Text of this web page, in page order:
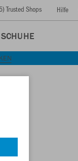
Trusted Shops Hilfe
SCHUHE